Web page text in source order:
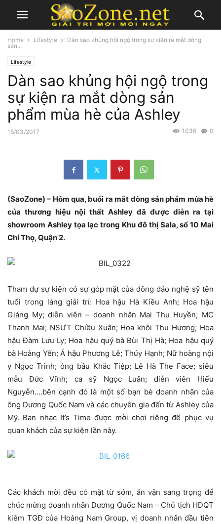
Home Lifestyle
Dàn sao khủng hội ngộ trong sự kiện ra mắt dòng
sản...
Lifestyle
Dàn sao khủng hội ngộ trong
sự kiện ra mắt dòng sản
phẩm mùa hè của Ashley
16/03/2017 0
1036
(SaoZone) – Hôm qua, buổi ra mắt dòng sản phẩm mùa hè
của thương hiệu nội thất Ashley đã được diễn ra tại
showroom Ashley tọa lạc trong Khu đô thị Sala, số 10 Mai
Chí Thọ, Quận 2.
Tham dự sự kiện có sự góp mặt của đông đảo nghệ sỹ tên
tuổi trong làng giải trí: Hoa hậu Hà Kiều Anh; Hoa hậu
Giáng My; diễn viên – doanh nhân Mai Thu Huyền; MC
Thanh Mai; NSƯT Chiều Xuân; Hoa khôi Thu Hương; Hoa
hậu Đàm Lưu Ly; Hoa hậu quý bà Bùi Thị Hà; Hoa hậu quý
bà Hoàng Yến; Á hậu Phương Lê; Thúy Hạnh; Nữ hoàng nội
y Ngọc Trinh; ông bầu Khắc Tiệp; Lê Hà The Face; siêu
mẫu Đức Vĩnh; ca sỹ Ngọc Luân; diễn viên Hiếu
Nguyễn….bên cạnh đó là một số bạn bè doanh nhân của
ông Dương Quốc Nam và các chuyên gia đến từ Ashley của
Mỹ. Ban nhạc It’s Time được mời chơi riêng để phục vụ
quan khách của sự kiện lần này.
Các khách mời đều có mặt từ sớm, ăn vận sang trọng để
chúc mừng doanh nhân Dương Quốc Nam – Chủ tịch HĐQT
kiêm TGĐ của Hoàng Nam Group, vị doanh nhân đầu tiên